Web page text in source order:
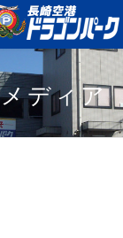
メディア